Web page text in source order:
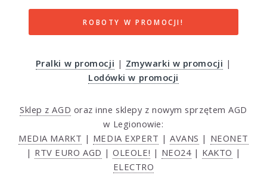
ROBOTY W PROMOCJI!
Pralki w promocji | Zmywarki w promocji |
Lodówki w promocji
Sklep z AGD oraz inne sklepy z nowym sprzętem AGD
w Legionowie:
MEDIA MARKT | MEDIA EXPERT |AVANS | NEONET
| RTV EURO AGD |OLEOLE! | NEO24| KAKTO |
ELECTRO